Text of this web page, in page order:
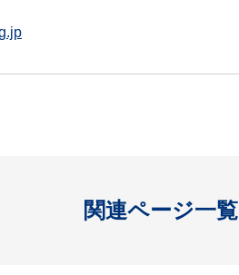
関連ページ一覧
開く